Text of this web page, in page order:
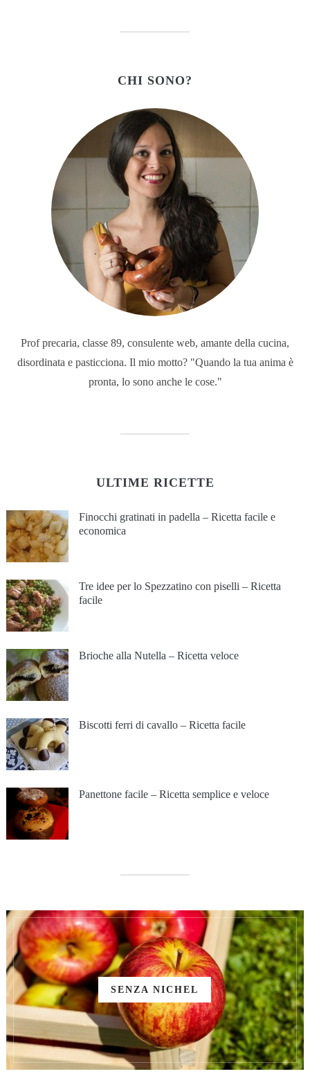
CHI SONO?
Prof precaria, classe 89, consulente web, amante della cucina,
disordinata e pasticciona. Il mio motto? "Quando la tua anima è
pronta, lo sono anche le cose."
ULTIME RICETTE
Finocchi gratinati in padella – Ricetta facile e
economica
Tre idee per lo Spezzatino con piselli – Ricetta
facile
Brioche alla Nutella – Ricetta veloce
Biscotti ferri di cavallo – Ricetta facile
Panettone facile – Ricetta semplice e veloce
SENZA NICHEL